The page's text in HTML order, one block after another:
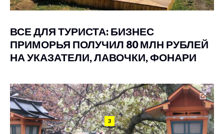
ВСЕ ДЛЯ ТУРИСТА: БИЗНЕС
ПРИМОРЬЯ ПОЛУЧИЛ 80 МЛН РУБЛЕЙ
НА УКАЗАТЕЛИ, ЛАВОЧКИ, ФОНАРИ
3